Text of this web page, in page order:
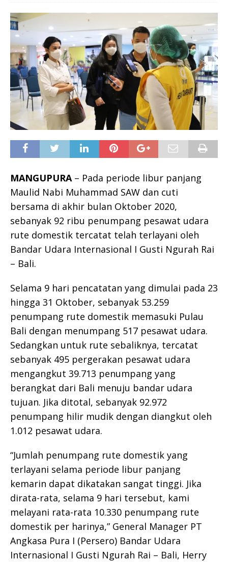
MANGUPURA – Pada periode libur panjang
Maulid Nabi Muhammad SAW dan cuti
bersama di akhir bulan Oktober 2020,
sebanyak 92 ribu penumpang pesawat udara
rute domestik tercatat telah terlayani oleh
Bandar Udara Internasional I Gusti Ngurah Rai
– Bali.
Selama 9 hari pencatatan yang dimulai pada 23
hingga 31 Oktober, sebanyak 53.259
penumpang rute domestik memasuki Pulau
Bali dengan menumpang 517 pesawat udara.
Sedangkan untuk rute sebaliknya, tercatat
sebanyak 495 pergerakan pesawat udara
mengangkut 39.713 penumpang yang
berangkat dari Bali menuju bandar udara
tujuan. Jika ditotal, sebanyak 92.972
penumpang hilir mudik dengan diangkut oleh
1.012 pesawat udara.
“Jumlah penumpang rute domestik yang
terlayani selama periode libur panjang
kemarin dapat dikatakan sangat tinggi. Jika
dirata-rata, selama 9 hari tersebut, kami
melayani rata-rata 10.330 penumpang rute
domestik per harinya,” General Manager PT
Angkasa Pura I (Persero) Bandar Udara
Internasional I Gusti Ngurah Rai – Bali, Herry